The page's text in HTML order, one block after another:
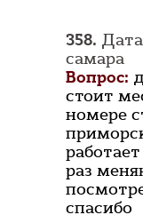
358.
самара
Вопрос:
стоит
номере
раз
спасибо